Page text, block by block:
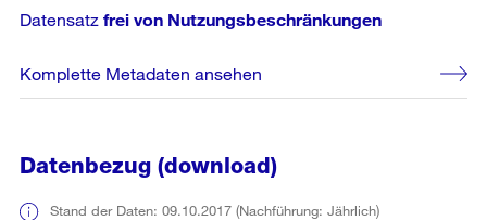
Datensatz frei von Nutzungsbeschränkungen
Komplette Metadaten ansehen
Datenbezug (download)
Stand der Daten: 09.10.2017 (Nachführung: Jährlich)